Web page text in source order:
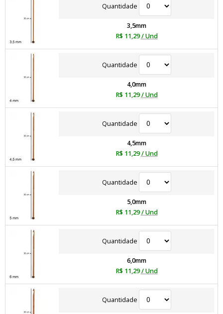
Quantidade
3,5mm
R$ 11,29 / Und
Quantidade
4,0mm
R$ 11,29 / Und
Quantidade
4,5mm
R$ 11,29 / Und
Quantidade
5,0mm
R$ 11,29 / Und
Quantidade
6,0mm
R$ 11,29 / Und
Quantidade